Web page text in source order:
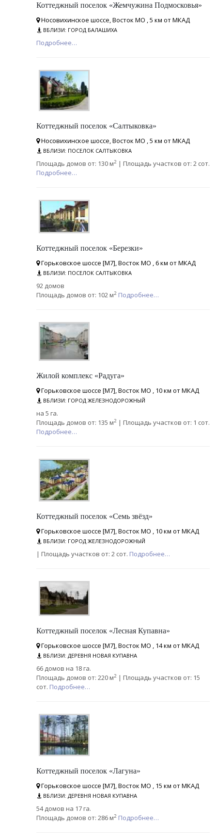
Коттеджный поселок «Жемчужина Подмосковья»
Носовихинское шоссе, Восток МО , 5 км от МКАД
ВБЛИЗИ: ГОРОД БАЛАШИХА
Подробнее…
Коттеджный поселок «Салтыковка»
Носовихинское шоссе, Восток МО , 5 км от МКАД
ВБЛИЗИ: ПОСЕЛОК САЛТЫКОВКА
Площадь домов от: 130 м2 | Площадь участков от: 2 сот.
Подробнее…
Коттеджный поселок «Березки»
Горьковское шоссе [М7], Восток МО , 6 км от МКАД
ВБЛИЗИ: ПОСЕЛОК САЛТЫКОВКА
92 домов
Площадь домов от: 102 м2 Подробнее…
Жилой комплекс «Радуга»
Горьковское шоссе [М7], Восток МО , 10 км от МКАД
ВБЛИЗИ: ГОРОД ЖЕЛЕЗНОДОРОЖНЫЙ
на 5 га.
Площадь домов от: 135 м2 | Площадь участков от: 1 сот.
Подробнее…
Коттеджный поселок «Семь звёзд»
Горьковское шоссе [М7], Восток МО , 10 км от МКАД
ВБЛИЗИ: ГОРОД ЖЕЛЕЗНОДОРОЖНЫЙ
| Площадь участков от: 2 сот. Подробнее…
Коттеджный поселок «Лесная Купавна»
Горьковское шоссе [М7], Восток МО , 14 км от МКАД
ВБЛИЗИ: ДЕРЕВНЯ НОВАЯ КУПАВНА
66 домов на 18 га.
Площадь домов от: 220 м2 | Площадь участков от: 15
сот. Подробнее…
Коттеджный поселок «Лагуна»
Горьковское шоссе [М7], Восток МО , 15 км от МКАД
ВБЛИЗИ: ДЕРЕВНЯ НОВАЯ КУПАВНА
54 домов на 17 га.
Площадь домов от: 286 м2 Подробнее…